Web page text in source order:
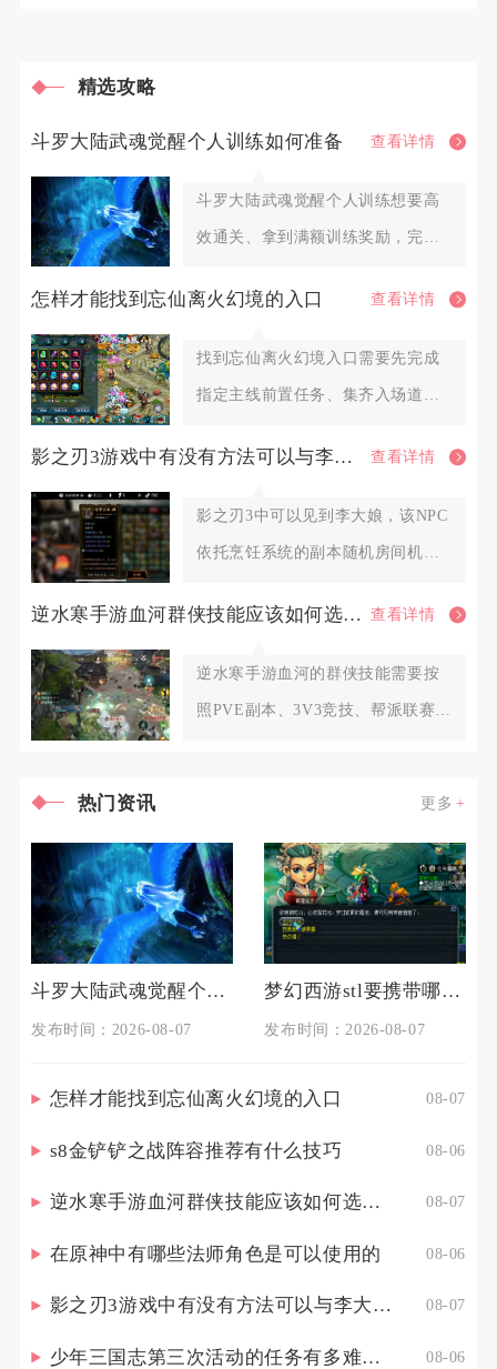
精选攻略
斗罗大陆武魂觉醒个人训练如何准备 查看详情
斗罗大陆武魂觉醒个人训练想要高
效通关、拿到满额训练奖励，完整
怎样才能找到忘仙离火幻境的入口 查看详情
找到忘仙离火幻境入口需要先完成
指定主线前置任务、集齐入场道
影之刃3游戏中有没有方法可以与李大娘见面 查看详情
影之刃3中可以见到李大娘，该NPC
依托烹饪系统的副本随机房间机制
逆水寒手游血河群侠技能应该如何选择调整 查看详情
逆水寒手游血河的群侠技能需要按
照PVE副本、3V3竞技、帮派联赛三
热门资讯 更多
斗罗大陆武魂觉醒个人训练如何准备
发布时间：2026-08-07
梦幻西游stl要携带哪些物品
发布时间：2026-08-07
怎样才能找到忘仙离火幻境的入口 08-07
s8金铲铲之战阵容推荐有什么技巧 08-06
逆水寒手游血河群侠技能应该如何选择调整 08-07
在原神中有哪些法师角色是可以使用的 08-06
影之刃3游戏中有没有方法可以与李大娘见面 08-07
少年三国志第三次活动的任务有多难完成 08-06